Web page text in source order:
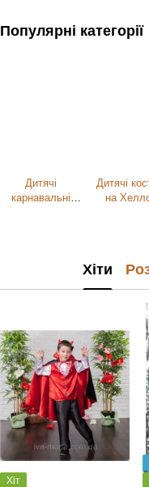
Популярні категорії
Дитячі
карнавальні
Дитячі
на
Хіти
Хіт